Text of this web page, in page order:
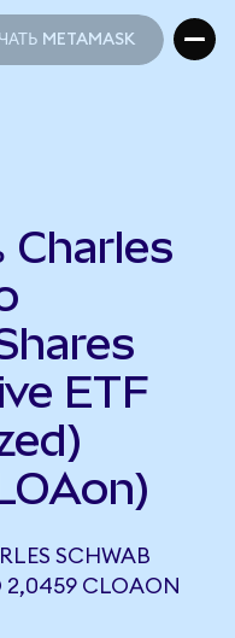
METAMASK
Charles
ETF
SCHWAB
2,0459 CLOAON